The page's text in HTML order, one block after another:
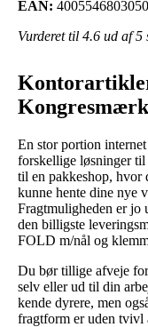
EAN: 4005546803050
Vurderet til 4.6 ud af 5
En stor portion
forskellige løsninger til
til en pakkeshop, hvor
kunne hente dine nye
Fragtmuligheden er jo
den billigste
FOLD m/nål og
Du bør tillige afveje
selv eller ud til din
kende dyrere, men
fragtform er uden tvivl